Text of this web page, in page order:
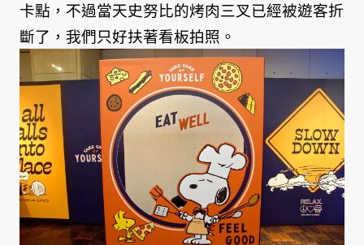
卡點，不過當天史努比的烤肉三叉已經被遊客折
斷了，我們只好扶著看板拍照。